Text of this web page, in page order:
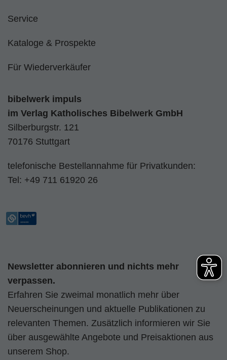
Service
Kataloge & Prospekte
Für Wiederverkäufer
bibelwerk impuls
im Verlag Katholisches Bibelwerk GmbH
Silberburgstr. 121
70176 Stuttgart
telefonische Bestellannahme für Privatkunden:
Tel: +49 711 61920 26
Newsletter abonnieren und nichts mehr
verpassen.
Erfahren Sie zweimal monatlich mehr über
Neuerscheinungen und aktuelle Publikationen zu
relevanten Themen. Zusätzlich informieren wir Sie
über ausgewählte Angebote und Preisaktionen aus
unserem Shop.